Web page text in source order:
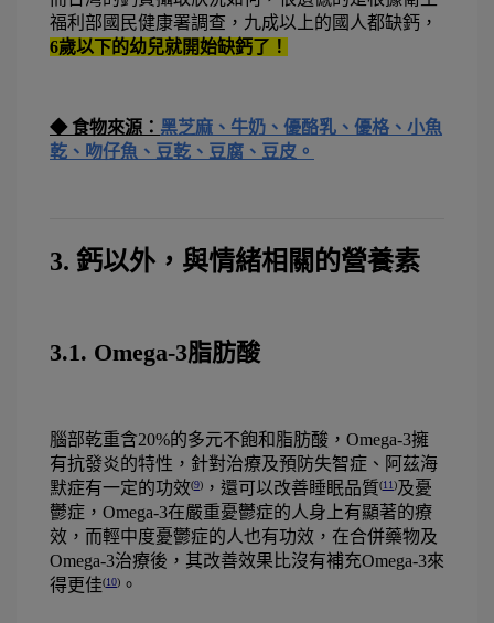
福利部國民健康署調查，九成以上的國人都缺鈣，
6歲以下的幼兒就開始缺鈣了！
◆ 食物來源： 黑芝麻、牛奶、優酪乳、優格、小魚
乾、吻仔魚、豆乾、豆腐、豆皮。
3. 鈣以外，與情緒相關的營養素
3.1. Omega-3脂肪酸
腦部乾重含20%的多元不飽和脂肪酸，Omega-3擁
有抗發炎的特性，針對治療及預防失智症、阿茲海
默症有一定的功效(9) ，還可以改善睡眠品質(11)及憂
鬱症，Omega-3在嚴重憂鬱症的人身上有顯著的療
效，而輕中度憂鬱症的人也有功效，在合併藥物及
Omega-3治療後，其改善效果比沒有補充Omega-3來
得更佳(10) 。